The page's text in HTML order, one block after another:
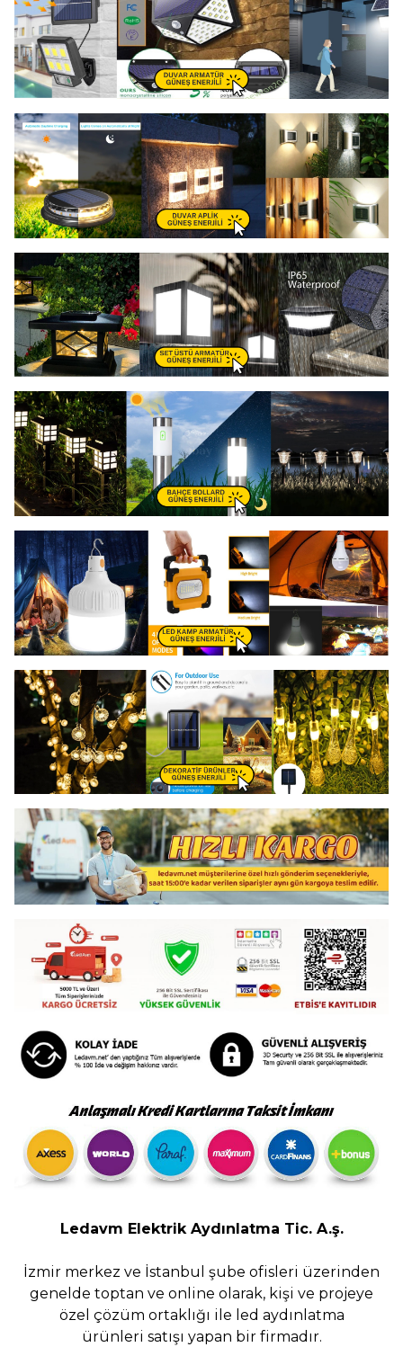
Ledavm Elektrik Aydınlatma Tic. A.ş.
İzmir merkez ve İstanbul şube ofisleri üzerinden
genelde toptan ve online olarak, kişi ve projeye
özel çözüm ortaklığı ile led aydınlatma
ürünleri satışı yapan bir firmadır.